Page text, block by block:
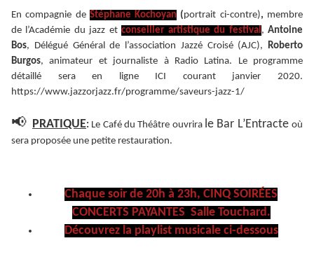
En compagnie de Stéphane Kochoyan (portrait ci-contre), membre
de l’Académie du jazz etconseiller artistique du festival,Antoine
Bos, Délégué Général de l’association Jazzé Croisé (AJC), Roberto
Burgos, animateur et journaliste à Radio Latina. Le programme
détaillé sera en ligne ICI courant janvier 2020.
https://www.jazzorjazz.fr/programme/saveurs-jazz-1/
📢 PRATIQUE: Le Café du Théâtre ouvrira le Bar L’Entracteoù
sera proposée une petite restauration.
Chaque soir de 20h à 23h, CINQ SOIRÉES
CONCERTS PAYANTES Salle Touchard.
Découvrez la playlist musicale ci-dessous